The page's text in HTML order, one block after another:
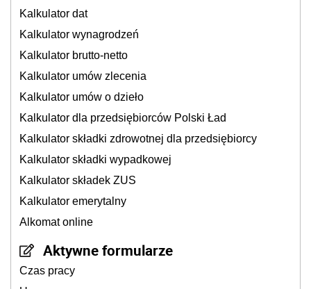
Kalkulator dat
Kalkulator wynagrodzeń
Kalkulator brutto-netto
Kalkulator umów zlecenia
Kalkulator umów o dzieło
Kalkulator dla przedsiębiorców Polski Ład
Kalkulator składki zdrowotnej dla przedsiębiorcy
Kalkulator składki wypadkowej
Kalkulator składek ZUS
Kalkulator emerytalny
Alkomat online
Aktywne formularze
Czas pracy